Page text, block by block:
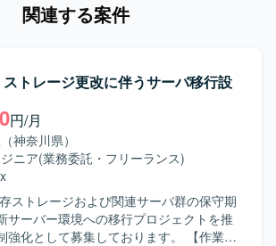
関連する案件
ストレージ更改に伴うサーバ移行設
円/月
神奈川県）
ニア(業務委託・フリーランス)
ストレージおよび関連サーバ群の保守期
サーバー環境への移行プロジェクトを推
として募集しております。 【作業内